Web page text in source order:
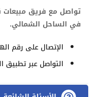
تواصل مع فريق مبيعات
في الساحل الشمالي.
الإتصال على رقم
التواصل عبر تطبيق